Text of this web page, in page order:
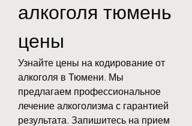
алкоголя тюмень
цены
Узнайте цены на кодирование от
алкоголя в Тюмени. Мы
предлагаем профессиональное
лечение алкоголизма с гарантией
результата. Запишитесь на прием